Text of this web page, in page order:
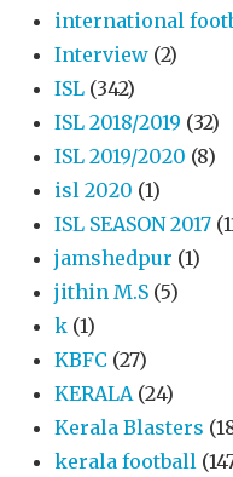
international
Interview (2)
ISL (342)
ISL 2018/2019 (32)
ISL 2019/2020 (8)
isl 2020 (1)
ISL SEASON 2017
jamshedpur (1)
jithin M.S (5)
k (1)
KBFC (27)
KERALA (24)
Kerala Blasters
kerala football